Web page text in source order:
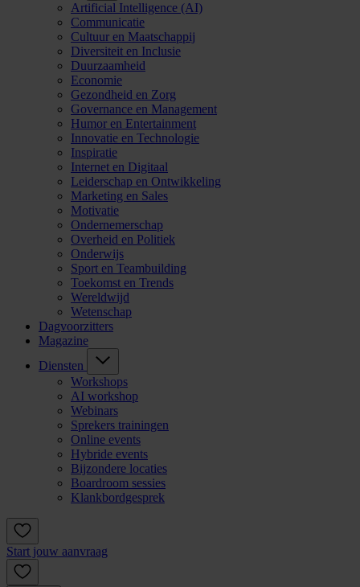
Artificial Intelligence (AI)
Communicatie
Cultuur en Maatschappij
Diversiteit en Inclusie
Duurzaamheid
Economie
Gezondheid en Zorg
Governance en Management
Humor en Entertainment
Innovatie en Technologie
Inspiratie
Internet en Digitaal
Leiderschap en Ontwikkeling
Marketing en Sales
Motivatie
Ondernemerschap
Overheid en Politiek
Onderwijs
Sport en Teambuilding
Toekomst en Trends
Wereldwijd
Wetenschap
Dagvoorzitters
Magazine
Diensten
Workshops
AI workshop
Webinars
Sprekers trainingen
Online events
Hybride events
Bijzondere locaties
Boardroom sessies
Klankbordgesprek
Start jouw aanvraag